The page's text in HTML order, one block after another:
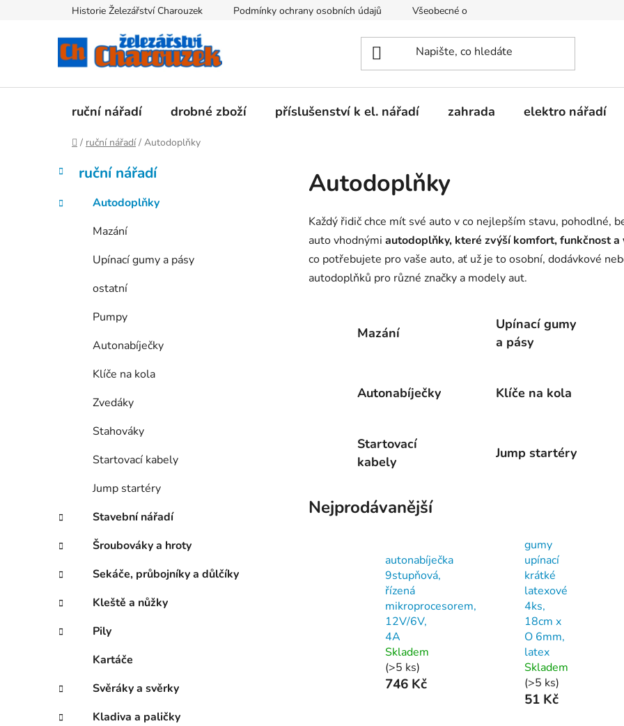
Historie Železářství Charouzek Podmínky ochrany osobních údajů Všeobecné obchodní podmínky
ruční nářadí drobné zboží příslušenství k el. nářadí zahrada elektro nářadí
Domů
/ ruční nářadí / Autodoplňky
P
s
Přeskočit
kategorie
K
a
e
ruční nářadí
Autodoplňky
Mazání
Upínací gumy a pásy
ostatní
Pumpy
Autonabíječky
Klíče na kola
Zvedáky
Stahováky
Startovací kabely
Jump startéry
Stavební nářadí
Šroubováky a hroty
Sekáče, průbojníky a důlčíky
Kleště a nůžky
Pily
Kartáče
Svěráky a svěrky
Kladiva a paličky
Autodoplňky
Každý řidič chce mít své auto v co nejlepším stavu, pohodlné,
auto vhodnými autodoplňky, které zvýší komfort, funkčnost a
co potřebujete pro vaše auto, ať už je to osobní, dodávkové
autodoplňků pro různé značky a modely aut.
Mazání
Upínací gumy
a pásy
Autonabíječky Klíče na kola
Startovací
kabely
Jump startéry
Nejprodávanější
autonabíječka
9stupňová,
řízená
mikroprocesorem,
12V/6V,
4A
Skladem
(>5 ks)
746 Kč
gumy
upínací
krátké
latexové
4ks,
18cm x
O 6mm,
latex
Skladem
(>5 ks)
51 Kč